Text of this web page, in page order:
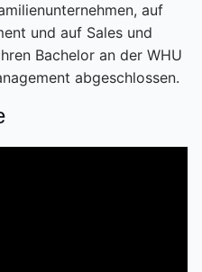
auf
und auf Sales und
Bachelor an der WHU
abgeschlossen.